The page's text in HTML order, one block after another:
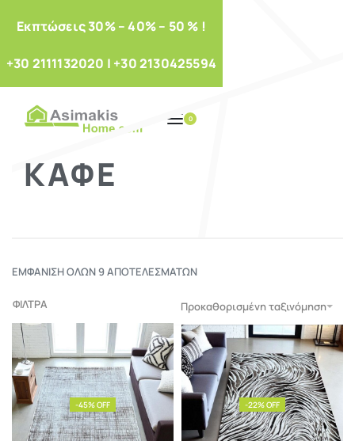
Eκπτώσεις 30% – 40% – 50 % !
+30 2111132020 | +30 2130425594
0
ΚΑΦΈ
ΕΜΦΆΝΙΣΗ ΌΛΩΝ 9 ΑΠΟΤΕΛΕΣΜΆΤΩΝ
Προκαθορισμένη ταξινόμηση
ΦΙΛΤΡΑ
-45% OFF -22% OFF